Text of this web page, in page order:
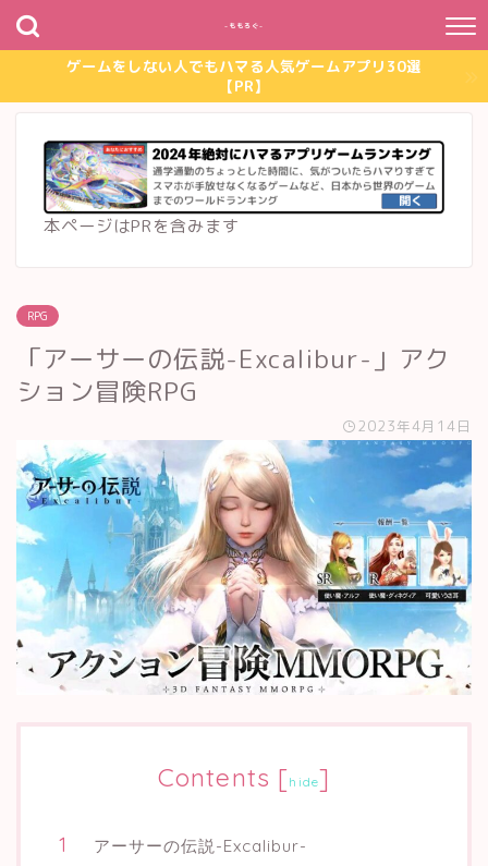
~ももろぐ~
ゲームをしない人でもハマる人気ゲームアプリ30選
【PR】
本ページはPRを含みます
RPG
「アーサーの伝説-Excalibur-」アク
ション冒険RPG
2023年4月14日
Contents [ hide]
アーサーの伝説-Excalibur-